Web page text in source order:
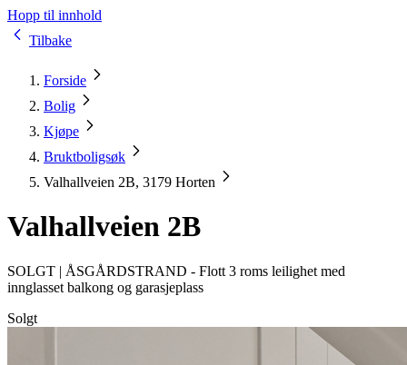
Hopp til innhold
Tilbake
Forside
Bolig
Kjøpe
Bruktboligsøk
Valhallveien 2B, 3179 Horten
Valhallveien 2B
SOLGT | ÅSGÅRDSTRAND - Flott 3 roms leilighet med
innglasset balkong og garasjeplass
Solgt